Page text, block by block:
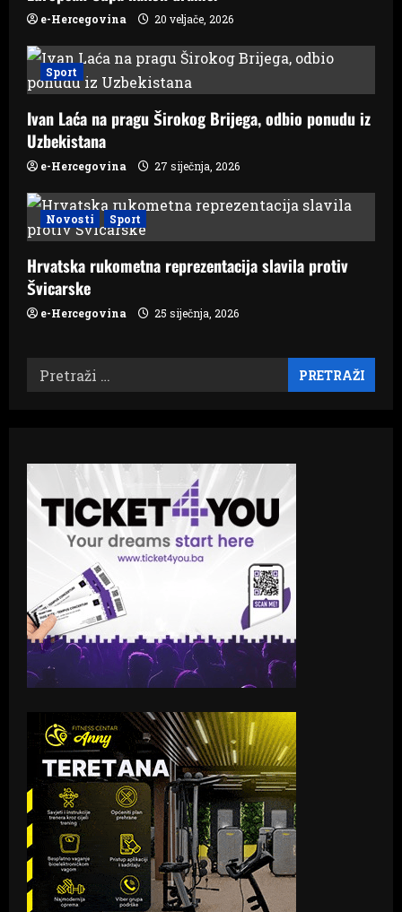
e-Hercegovina 20 veljače, 2026
Sport
Ivan Laća na pragu Širokog Brijega, odbio ponudu iz
Uzbekistana
e-Hercegovina 27 siječnja, 2026
Novosti Sport
Hrvatska rukometna reprezentacija slavila protiv
Švicarske
e-Hercegovina 25 siječnja, 2026
Pretraži: